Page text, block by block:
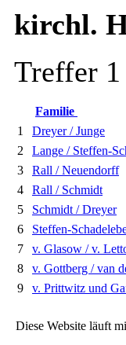
kirchl.
Treffer
Familie
1
Dreyer / Junge
2
Lange / Steffen-
3
Rall / Neuendorff
4
Rall / Schmidt
5
Schmidt / Dreyer
6
Steffen-
7
v. Glasow / v.
8
v. Gottberg / van
9
v. Prittwitz und
Diese Website läuft